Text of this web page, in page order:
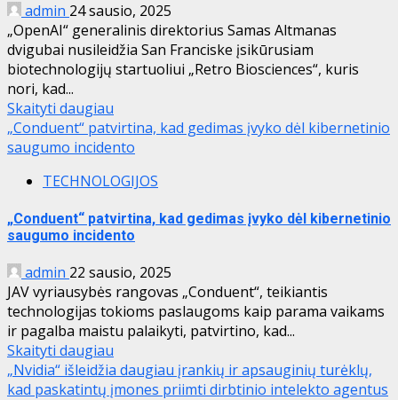
admin 24 sausio, 2025
„OpenAI“ generalinis direktorius Samas Altmanas
dvigubai nusileidžia San Franciske įsikūrusiam
biotechnologijų startuoliui „Retro Biosciences“, kuris
nori, kad...
Skaityti daugiau
„Conduent“ patvirtina, kad gedimas įvyko dėl kibernetinio
saugumo incidento
TECHNOLOGIJOS
„Conduent“ patvirtina, kad gedimas įvyko dėl kibernetinio
saugumo incidento
admin 22 sausio, 2025
JAV vyriausybės rangovas „Conduent“, teikiantis
technologijas tokioms paslaugoms kaip parama vaikams
ir pagalba maistu palaikyti, patvirtino, kad...
Skaityti daugiau
„Nvidia“ išleidžia daugiau įrankių ir apsauginių turėklų,
kad paskatintų įmones priimti dirbtinio intelekto agentus